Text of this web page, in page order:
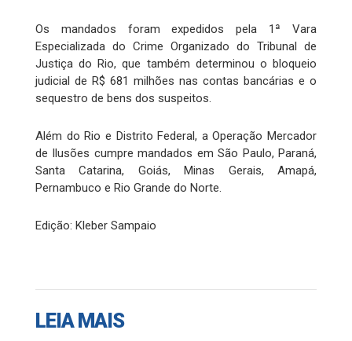
Os mandados foram expedidos pela 1ª Vara
Especializada do Crime Organizado do Tribunal de
Justiça do Rio, que também determinou o bloqueio
judicial de R$ 681 milhões nas contas bancárias e o
sequestro de bens dos suspeitos.
Além do Rio e Distrito Federal, a Operação Mercador
de Ilusões cumpre mandados em São Paulo, Paraná,
Santa Catarina, Goiás, Minas Gerais, Amapá,
Pernambuco e Rio Grande do Norte.
Edição: Kleber Sampaio
LEIA MAIS